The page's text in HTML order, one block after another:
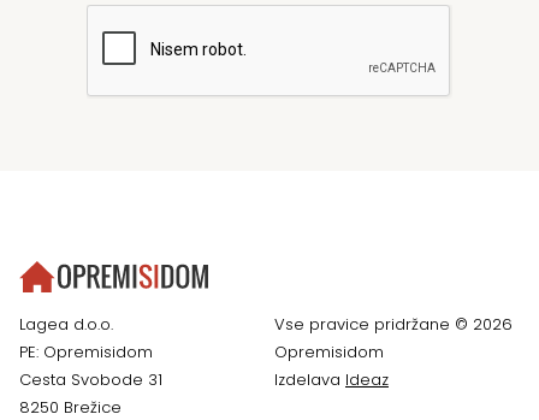
Lagea d.o.o.
PE: Opremisidom
Cesta Svobode 31
8250 Brežice
Vse pravice pridržane © 2026
Opremisidom
Izdelava Ideaz